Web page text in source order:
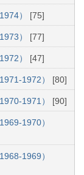
） [75]
） [77]
） [47]
1972） [80]
1971） [90]
1970）
1969）